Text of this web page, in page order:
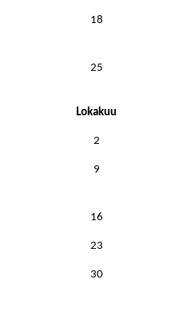
18
25
Lokakuu
2
9
16
23
30